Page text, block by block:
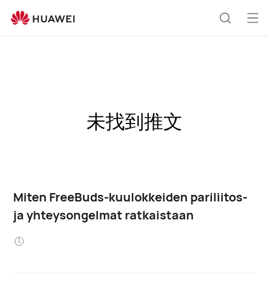
未找到推文
Miten FreeBuds-kuulokkeiden pariliitos-
ja yhteysongelmat ratkaistaan